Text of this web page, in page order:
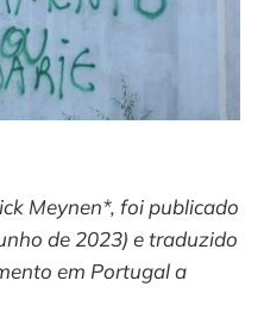
Meynen*, foi publicado
de 2023) e traduzido
em Portugal a